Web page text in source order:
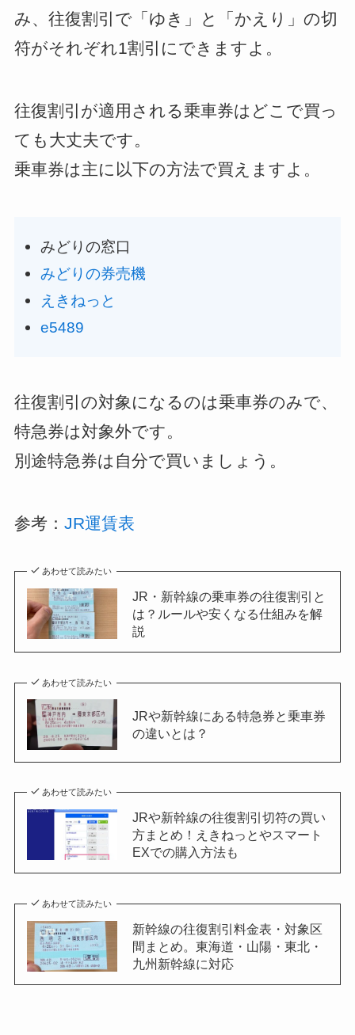
み、往復割引で「ゆき」と「かえり」の切
符がそれぞれ1割引にできますよ。
往復割引が適用される乗車券はどこで買っ
ても大丈夫です。
乗車券は主に以下の方法で買えますよ。
みどりの窓口
みどりの券売機
えきねっと
e5489
往復割引の対象になるのは乗車券のみで、
特急券は対象外です。
別途特急券は自分で買いましょう。
参考： JR運賃表
あわせて読みたい
JR・新幹線の乗車券の往復割引と
は？ルールや安くなる仕組みを解
説
あわせて読みたい
JRや新幹線にある特急券と乗車券
の違いとは？
あわせて読みたい
JRや新幹線の往復割引切符の買い
方まとめ！えきねっとやスマート
EXでの購入方法も
あわせて読みたい
新幹線の往復割引料金表・対象区
間まとめ。東海道・山陽・東北・
九州新幹線に対応